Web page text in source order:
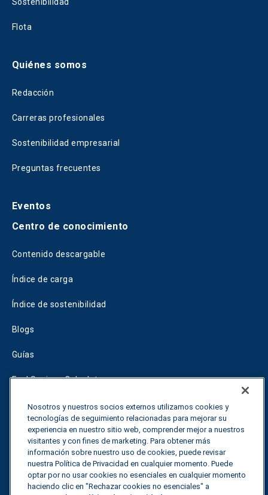
Sostenibilidad
Flota
Quiénes somos
Redacción
Carreras profesionales
Sostenibilidad empresarial
Preguntas frecuentes
Eventos
Centro de conocimiento
Contenido descargable
Índice de carga
Índice de sostenibilidad
Blogs
Guías
Fuel Savings Calculator
Calculadora de optimización del transporte
Tariff Tracker
Póngase en contacto con nosotros
Nosotros y nuestros socios externos utilizamos cookies y
tecnologías de seguimiento relacionadas para mejorar su
experiencia en nuestro sitio web, comprender mejor a nuestros
visitantes y con fines de marketing. Para obtener más
información sobre nuestro uso de cookies, puede revisar
nuestra Política de Privacidad en cualquier momento. Puede
optar por no usar cookies no esenciales en cualquier momento
haciendo clic en "Rechazar cookies no esenciales" a